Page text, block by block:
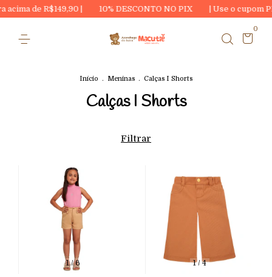
de R$149,90 | 10% DESCONTO NO PIX | Use o cupom
0
Início . Meninas . Calças I Shorts
Calças I Shorts
Filtrar
1/6 1/4